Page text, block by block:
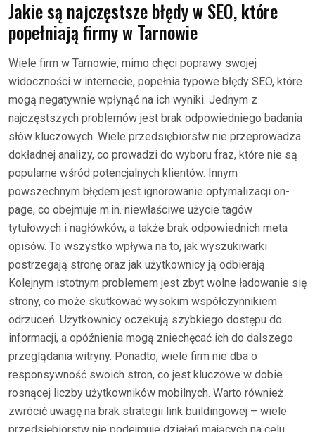
Jakie są najczęstsze błędy w SEO, które
popełniają firmy w Tarnowie
Wiele firm w Tarnowie, mimo chęci poprawy swojej
widoczności w internecie, popełnia typowe błędy SEO, które
mogą negatywnie wpłynąć na ich wyniki. Jednym z
najczęstszych problemów jest brak odpowiedniego badania
słów kluczowych. Wiele przedsiębiorstw nie przeprowadza
dokładnej analizy, co prowadzi do wyboru fraz, które nie są
popularne wśród potencjalnych klientów. Innym
powszechnym błędem jest ignorowanie optymalizacji on-
page, co obejmuje m.in. niewłaściwe użycie tagów
tytułowych i nagłówków, a także brak odpowiednich meta
opisów. To wszystko wpływa na to, jak wyszukiwarki
postrzegają stronę oraz jak użytkownicy ją odbierają.
Kolejnym istotnym problemem jest zbyt wolne ładowanie się
strony, co może skutkować wysokim współczynnikiem
odrzuceń. Użytkownicy oczekują szybkiego dostępu do
informacji, a opóźnienia mogą zniechęcać ich do dalszego
przeglądania witryny. Ponadto, wiele firm nie dba o
responsywność swoich stron, co jest kluczowe w dobie
rosnącej liczby użytkowników mobilnych. Warto również
zwrócić uwagę na brak strategii link buildingowej – wiele